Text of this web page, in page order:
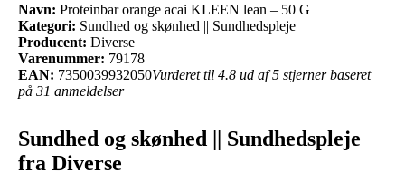
Navn: Proteinbar orange acai KLEEN lean – 50 G
Kategori: Sundhed og skønhed || Sundhedspleje
Producent: Diverse
Varenummer: 79178
EAN: 7350039932050Vurderet til 4.8 ud af 5 stjerner baseret
på 31 anmeldelser
Sundhed og skønhed || Sundhedspleje
fra Diverse